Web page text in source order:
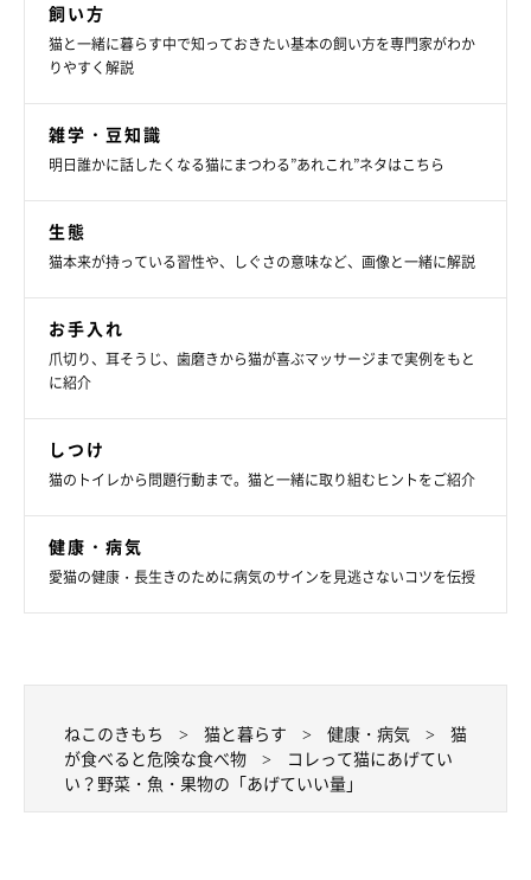
■鮭
量の目安：2分の1切れ
■カツオ
飼い方
猫と一緒に暮らす中で知っておきたい基本の飼い方を専門家がわか
りやすく解説
雑学・豆知識
明日誰かに話したくなる猫にまつわる”あれこれ”ネタはこちら
生態
猫本来が持っている習性や、しぐさの意味など、画像と一緒に解説
お手入れ
爪切り、耳そうじ、歯磨きから猫が喜ぶマッサージまで実例をもと
に紹介
しつけ
猫のトイレから問題行動まで。猫と一緒に取り組むヒントをご紹介
健康・病気
愛猫の健康・長生きのために病気のサインを見逃さないコツを伝授
ねこのきもち 猫と暮らす 健康・病気
猫
が食べると危険な食べ物
コレって猫にあげてい
い？野菜・魚・果物の「あげていい量」